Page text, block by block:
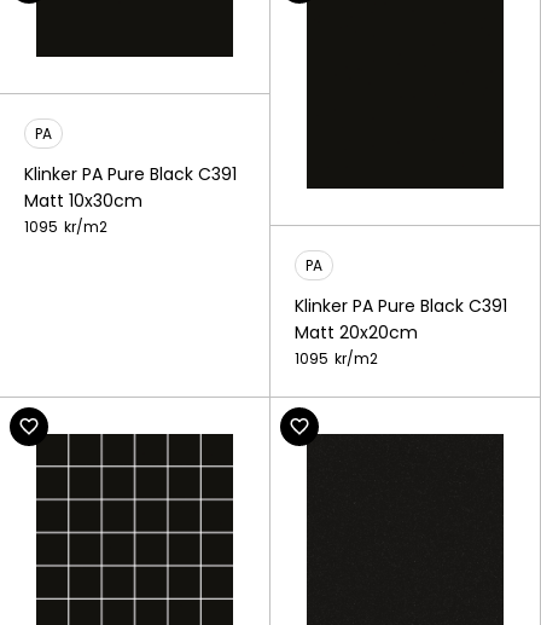
PA
Klinker PA Pure Black C391
Matt 10x30cm
1095 kr/m2
PA
Klinker PA Pure Black C391
Matt 20x20cm
1095 kr/m2